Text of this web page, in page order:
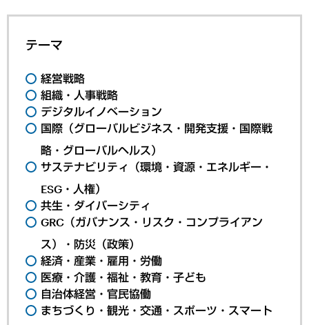
テーマ
経営戦略
組織・人事戦略
デジタルイノベーション
国際（グローバルビジネス・開発支援・国際戦
略・グローバルヘルス）
サステナビリティ（環境・資源・エネルギー・
ESG・人権）
共生・ダイバーシティ
GRC（ガバナンス・リスク・コンプライアン
ス）・防災（政策）
経済・産業・雇用・労働
医療・介護・福祉・教育・子ども
自治体経営・官民協働
まちづくり・観光・交通・スポーツ・スマート